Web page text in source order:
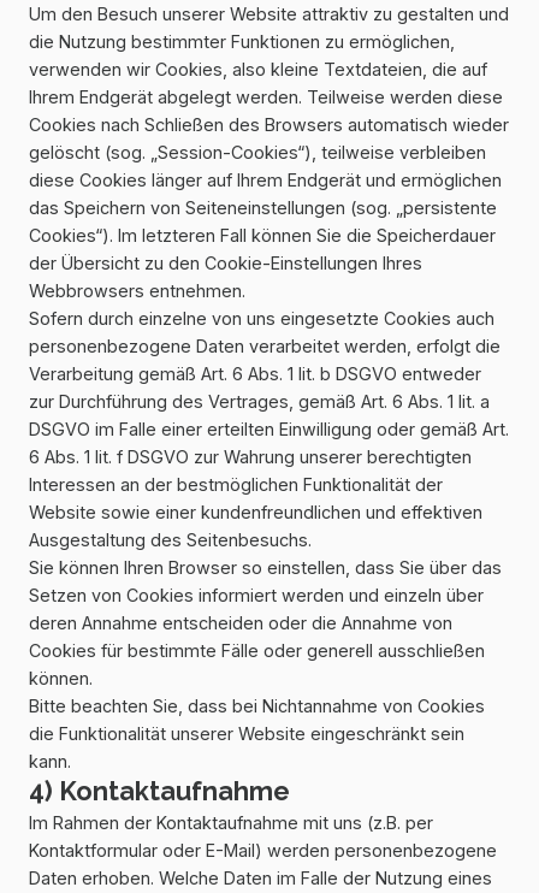
Um den Besuch unserer Website attraktiv zu gestalten und
die Nutzung bestimmter Funktionen zu ermöglichen,
verwenden wir Cookies, also kleine Textdateien, die auf
Ihrem Endgerät abgelegt werden. Teilweise werden diese
Cookies nach Schließen des Browsers automatisch wieder
gelöscht (sog. „Session-Cookies“), teilweise verbleiben
diese Cookies länger auf Ihrem Endgerät und ermöglichen
das Speichern von Seiteneinstellungen (sog. „persistente
Cookies“). Im letzteren Fall können Sie die Speicherdauer
der Übersicht zu den Cookie-Einstellungen Ihres
Webbrowsers entnehmen.
Sofern durch einzelne von uns eingesetzte Cookies auch
personenbezogene Daten verarbeitet werden, erfolgt die
Verarbeitung gemäß Art. 6 Abs. 1 lit. b DSGVO entweder
zur Durchführung des Vertrages, gemäß Art. 6 Abs. 1 lit. a
DSGVO im Falle einer erteilten Einwilligung oder gemäß Art.
6 Abs. 1 lit. f DSGVO zur Wahrung unserer berechtigten
Interessen an der bestmöglichen Funktionalität der
Website sowie einer kundenfreundlichen und effektiven
Ausgestaltung des Seitenbesuchs.
Sie können Ihren Browser so einstellen, dass Sie über das
Setzen von Cookies informiert werden und einzeln über
deren Annahme entscheiden oder die Annahme von
Cookies für bestimmte Fälle oder generell ausschließen
können.
Bitte beachten Sie, dass bei Nichtannahme von Cookies
die Funktionalität unserer Website eingeschränkt sein
kann.
4) Kontaktaufnahme
Im Rahmen der Kontaktaufnahme mit uns (z.B. per
Kontaktformular oder E-Mail) werden personenbezogene
Daten erhoben. Welche Daten im Falle der Nutzung eines